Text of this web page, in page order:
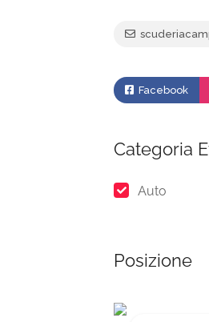
Facebook
Categoria
Auto
Posizione